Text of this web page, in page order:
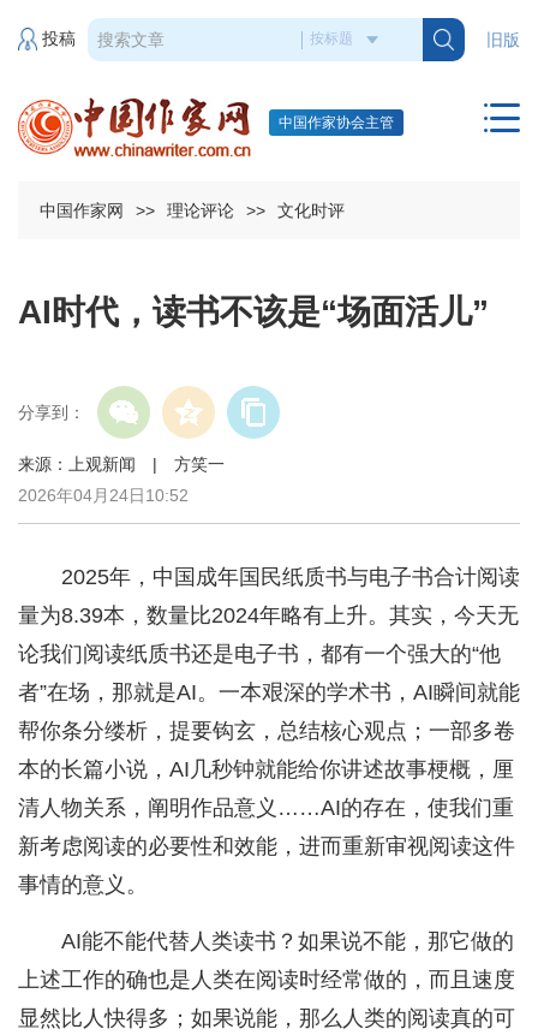
旧版
投稿
中国作家协会主管
中国作家网 >> 理论评论 >> 文化时评
AI时代，读书不该是“场面活儿”
分享到：
来源：上观新闻 | 方笑一
2026年04月24日10:52
2025年，中国成年国民纸质书与电子书合计阅读
量‌为8.39本，数量比2024年略有上升。其实，今天无
论我们阅读纸质书还是电子书，都有一个强大的“他
者”在场，那就是AI。一本艰深的学术书，AI瞬间就能
帮你条分缕析，提要钩玄，总结核心观点；一部多卷
本的长篇小说，AI几秒钟就能给你讲述故事梗概，厘
清人物关系，阐明作品意义……AI的存在，使我们重
新考虑阅读的必要性和效能，进而重新审视阅读这件
事情的意义。
AI能不能代替人类读书？如果说不能，那它做的
上述工作的确也是人类在阅读时经常做的，而且速度
显然比人快得多；如果说能，那么人类的阅读真的可